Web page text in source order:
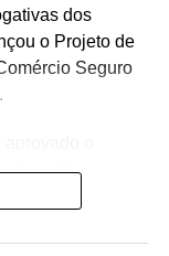
dos
o Projeto de
Seguro
Selo “Empresa
nº 422/2025,